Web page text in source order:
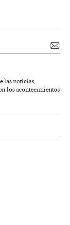
las noticias,
los acontecimientos